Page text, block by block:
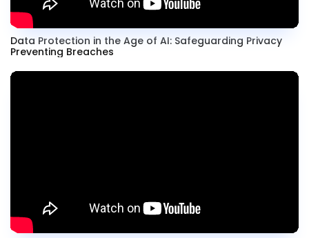
Data Protection in the Age of AI: Safeguarding Privacy
Preventing Breaches